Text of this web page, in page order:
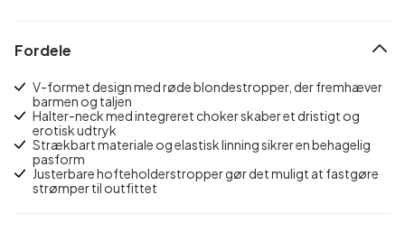
Fordele
V-formet design med røde blondestropper, der fremhæver
barmen og taljen
Halter-neck med integreret choker skaber et dristigt og
erotisk udtryk
Strækbart materiale og elastisk linning sikrer en behagelig
pasform
Justerbare hofteholderstropper gør det muligt at fastgøre
strømper til outfittet